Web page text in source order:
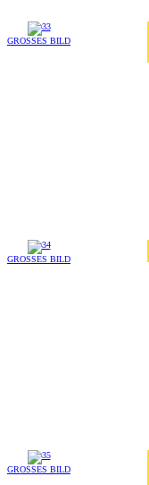
GROSSES BILD
GROSSES BILD
GROSSES BILD